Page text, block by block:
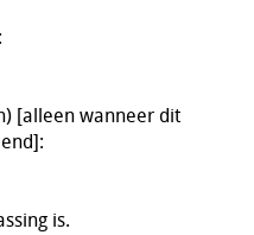
[alleen wanneer dit
is.